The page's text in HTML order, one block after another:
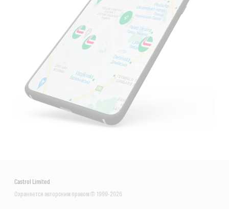
Castrol Limited
Охраняется авторским правом © 1999-2026